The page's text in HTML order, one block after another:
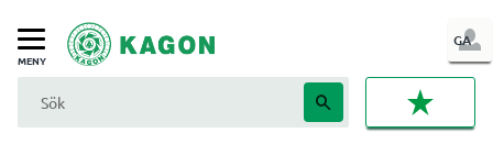
Meny
GA
IN